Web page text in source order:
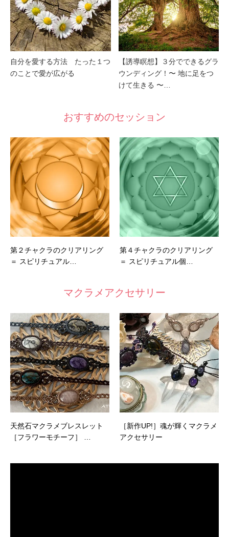
自分を愛する方法 たった１つ
のことで愛が広がる
【誘導瞑想】３分でできるグラ
ウンディング！〜 地に足をつ
けて生きる 〜…
おすすめのセッション
第２チャクラのクリアリング
＝ スピリチュアル…
第４チャクラのクリアリング
＝ スピリチュアル個…
マクラメアクセサリー
天然石マクラメブレスレット
［フラワーモチーフ］ …
［新作UP!］魂が輝くマクラメ
アクセサリー
動